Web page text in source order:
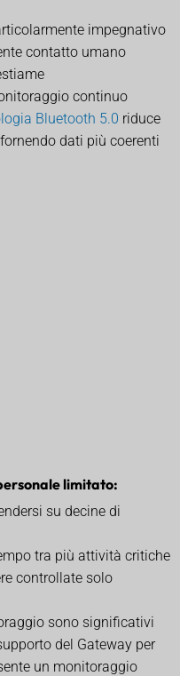
impegnativo
contatto umano
continuo
Bluetooth 5.0 riduce
dati più coerenti
limitato:
su decine di
tra più attività critiche
controllate solo
sono significativi
del Gateway per
un monitoraggio